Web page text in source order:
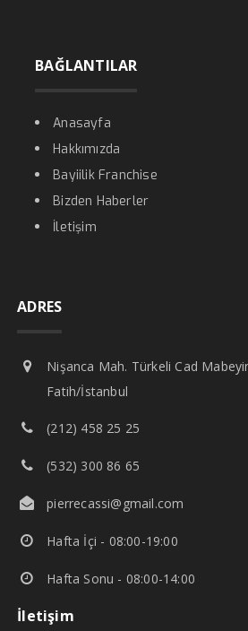
BAĞLANTILAR
Anasayfa
Hakkımızda
Bayiilik Franchise
Bizden Haberler
İletişim
ADRES
Nişanca Mah. Türkeli Cad
Fatih/İstanbul
(212) 458 25 25
(532) 300 86 65
pierrecassi@gmail.com
Hafta İçi - 08:00-19:00
Hafta Sonu - 08:00-14:00
İletişim